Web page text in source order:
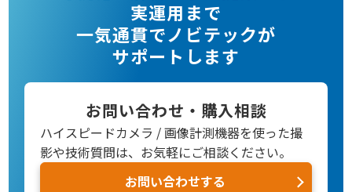
実運用まで
一気通貫でノビテックが
サポートします
お問い合わせ・購入相談
ハイスピードカメラ / 画像計測機器を使った撮
影や技術質問は、お気軽にご相談ください。
お問い合わせする